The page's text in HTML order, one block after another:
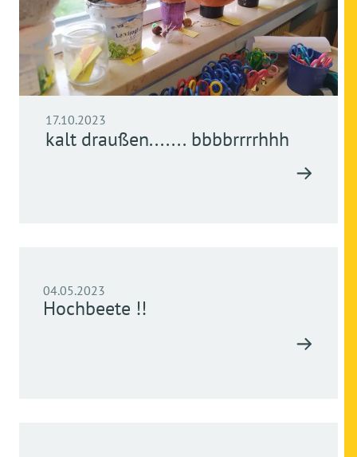
17.10.2023
kalt draußen....... bbbbrrrrhhh
04.05.2023
Hochbeete !!